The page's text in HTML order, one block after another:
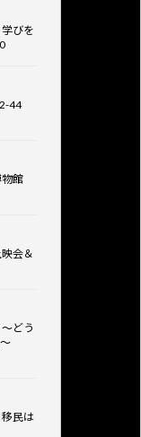
びを
44
館
会＆
どう
民は